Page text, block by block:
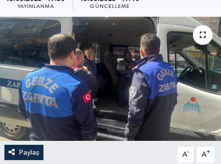
YAYINLANMA GÜNCELLEME
Paylaş A- A+
Resmi İlan
Sağlık
Siyaset
Spor
Yaşam